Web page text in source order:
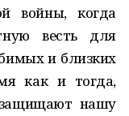
войны, когда
весть для
и близких
как и тогда,
нашу